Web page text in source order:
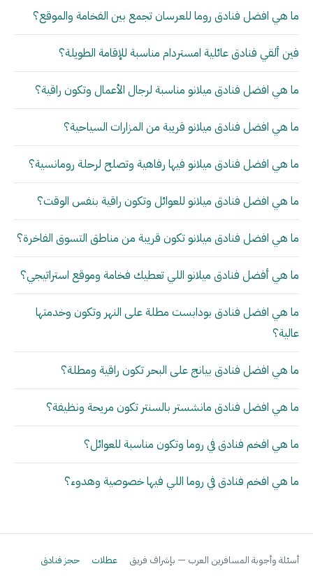
ما هي افضل فنادق روما للعرسان تجمع بين الفخامة والموقع؟
فين ألقي فنادق عائلية امستردام مناسبة للإقامة الطويلة؟
ما هي افضل فنادق ميلانو مناسبة لرجال الأعمال وتكون راقية؟
ما هي افضل فنادق ميلانو قريبة من المزارات السياحية؟
ما هي افضل فنادق ميلانو فيها رفاهية وتصلح لرحلة رومانسية؟
ما هي افضل فنادق ميلانو للعوائل وتكون راقية بنفس الوقت؟
ما هي افضل فنادق ميلانو تكون قريبة من مناطق التسوق الفاخرة؟
ما هي أفضل فنادق ميلانو اللي تعطيك فخامة وموقع استراتيجي؟
ما هي افضل فنادق بودابست مطلة على النهر وتكون وخدمتها
عالية؟
ما هي افضل فنادق بيانج على البحر تكون راقية ومطلة؟
ما هي افضل فنادق مانشستر بالسنتر تكون مريحة ونظيفة؟
ما هي افخم فنادق في روما وتكون مناسبة للعوائل؟
ما هي افخم فنادق في روما اللي فيها خصوصية وهدوء؟
أسئلة وأجوبة المسافرين العرب — بإشراف فريق عطلات حجز فنادق